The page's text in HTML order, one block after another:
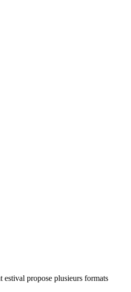
propose plusieurs formats